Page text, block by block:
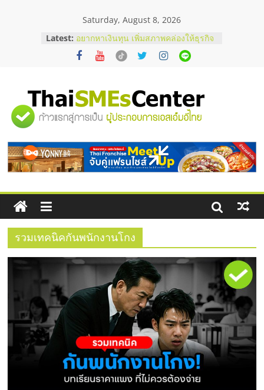
Saturday, August 8, 2026
Latest:
บริษัท Cybersecurity ในไทยที่ไหนดี?
วิธีเลือกผู้ให้บริการให้คุ้มค่าและตอบ
โจทย์ธุรกิจ
สัมมนาออนไลน์ โอกาสบริหารสถานี
บริการน้ำมัน Shell
สัมมนาลงทุน แฟรนไชส์ยอนนี่
ThaiFranchise Meet Up จับคู่แฟรน
ร้านเครื่องเสียงคุณภาพสูง พร้อม
โซลูชันระบบภาพและเสียง
"ศูนย์
รวม
ข้อมูล
ธุรกิจ
SME
แห่ง
ประเทศไทย,
ThaiSMEsCenter,
รวมเทคนิคกันพนักงานโกง